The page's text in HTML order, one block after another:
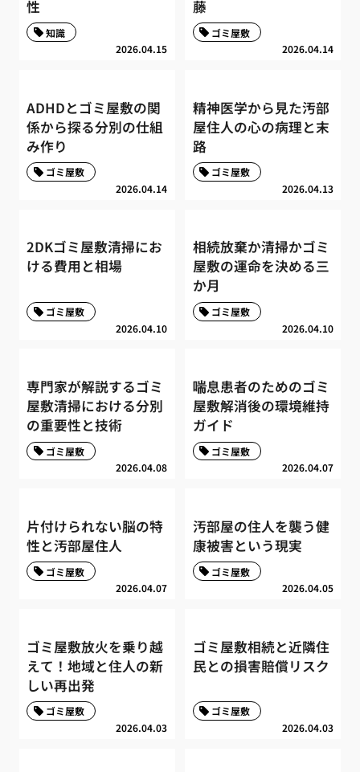
性
2026.04.15
知識
藤
2026.04.14
ゴミ屋敷
ADHDとゴミ屋敷の関
係から探る分別の仕組
み作り
2026.04.14
ゴミ屋敷
精神医学から見た汚部
屋住人の心の病理と末
路
2026.04.13
ゴミ屋敷
2DKゴミ屋敷清掃にお
ける費用と相場
2026.04.10
ゴミ屋敷
相続放棄か清掃かゴミ
屋敷の運命を決める三
か月
2026.04.10
ゴミ屋敷
専門家が解説するゴミ
屋敷清掃における分別
の重要性と技術
2026.04.08
ゴミ屋敷
喘息患者のためのゴミ
屋敷解消後の環境維持
ガイド
2026.04.07
ゴミ屋敷
片付けられない脳の特
性と汚部屋住人
2026.04.07
ゴミ屋敷
汚部屋の住人を襲う健
康被害という現実
2026.04.05
ゴミ屋敷
ゴミ屋敷放火を乗り越
えて！地域と住人の新
しい再出発
2026.04.03
ゴミ屋敷
ゴミ屋敷相続と近隣住
民との損害賠償リスク
2026.04.03
ゴミ屋敷